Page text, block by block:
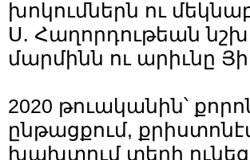
խոկումներն ու
Ս․ Հաղորդութեան
մարմինն ու արիւնը
2020 թուականին՝
ընթացքում,
խախտում տեղի